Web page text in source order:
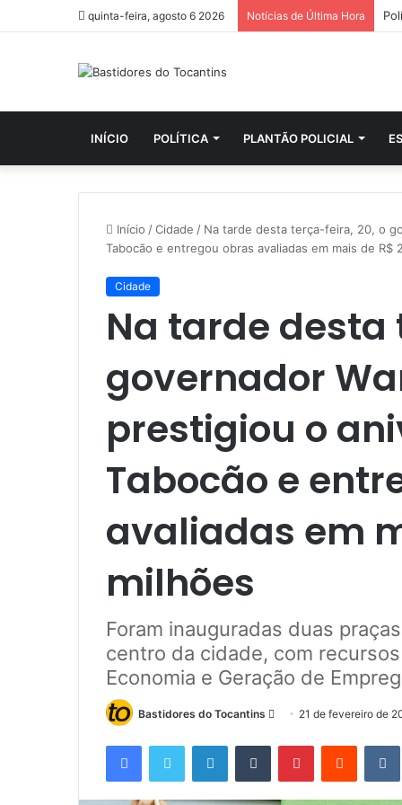
quinta-feira, agosto 6 2026 Notícias de Última Hora
INÍCIO POLÍTICA PLANTÃO POLICIAL
Início /Cidade / Na tarde desta terça-feira, 20, o
Tabocão e entregou obras avaliadas em mais de R$
Cidade
Na tarde desta
governador
prestigiou o
Tabocão e
avaliadas em
milhões
Foram inauguradas duas
centro da cidade, com
Economia e Geração de
Bastidores do Tocantins
d
e
21 de fevereiro de